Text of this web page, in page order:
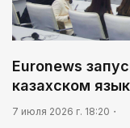
Euronews
казахском
7 июля 2026 г. 18:20